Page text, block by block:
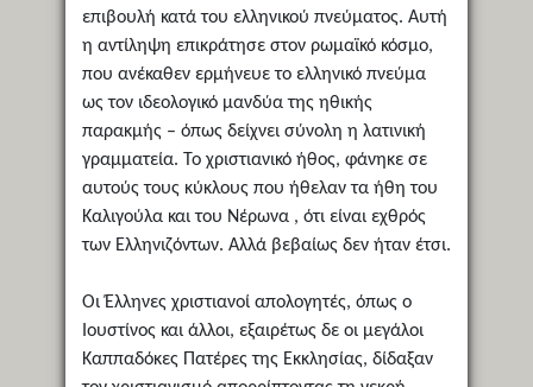
επιβουλή κατά του ελληνικού πνεύματος. Αυτή
η αντίληψη επικράτησε στον ρωμαϊκό κόσμο,
που ανέκαθεν ερμήνευε το ελληνικό πνεύμα
ως τον ιδεολογικό μανδύα της ηθικής
παρακμής – όπως δείχνει σύνολη η λατινική
γραμματεία. Το χριστιανικό ήθος, φάνηκε σε
αυτούς τους κύκλους που ήθελαν τα ήθη του
Καλιγούλα και του Νέρωνα , ότι είναι εχθρός
των Ελληνιζόντων. Αλλά βεβαίως δεν ήταν έτσι.
Οι Έλληνες χριστιανοί απολογητές, όπως ο
Ιουστίνος και άλλοι, εξαιρέτως δε οι μεγάλοι
Καππαδόκες Πατέρες της Εκκλησίας, δίδαξαν